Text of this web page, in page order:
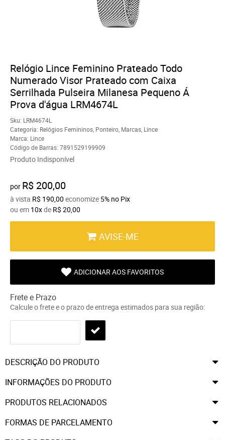
Relógio Lince Feminino Prateado Todo
Numerado Visor Prateado com Caixa
Serrilhada Pulseira Milanesa Pequeno Á
Prova d'água LRM4674L
Sku: LRM4674L
Categoria: Relógios Femininos Ponteiro Marcas Lince
Marca: Lince
Código de Barras: 7891529199909
Produto Indisponível
por R$ 200,00
à vista R$ 190,00 economize 5% no Pix
ou em 10xde R$ 20,00
AVISE-ME
ADICIONAR AOS FAVORITOS
Frete e Prazo
Calcule o frete e o prazo de entrega estimados para sua região:
DESCRIÇÃO DO PRODUTO
INFORMAÇÕES DO PRODUTO
PRODUTOS RELACIONADOS
FORMAS DE PARCELAMENTO